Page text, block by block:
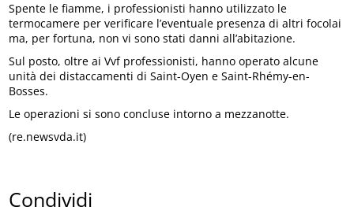
Spente le fiamme, i professionisti hanno utilizzato le
termocamere per verificare l’eventuale presenza di altri focolai
ma, per fortuna, non vi sono stati danni all’abitazione.
Sul posto, oltre ai Vvf professionisti, hanno operato alcune
unità dei distaccamenti di Saint-Oyen e Saint-Rhémy-en-
Bosses.
Le operazioni si sono concluse intorno a mezzanotte.
(re.newsvda.it)
Condividi